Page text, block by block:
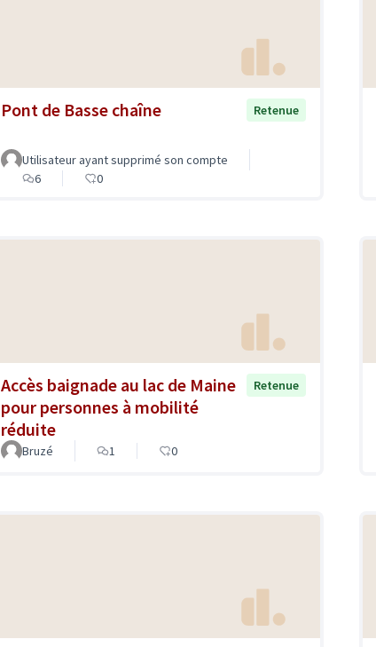
Pont de Basse chaîne Retenue
Utilisateur ayant supprimé son compte
6
0
Accès baignade au lac de Maine
pour personnes à mobilité
réduite
Retenue
Bruzé 1 0